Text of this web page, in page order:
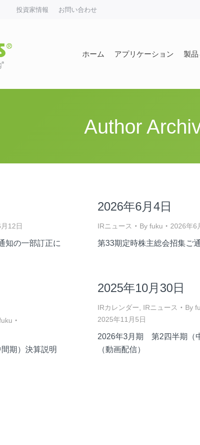
投資家情報 お問い合わせ
ホーム アプリケーション 製
Author
12日
知の一部訂正に
2026年6月4日
IRニュース By fuku 2026年6
第33期定時株主総会招集ご
2025年10月30日
IRカレンダー IRニュース By
2025年11月5日
2026年3月期 第2四半期（
（動画配信）
期）決算説明
ホーム